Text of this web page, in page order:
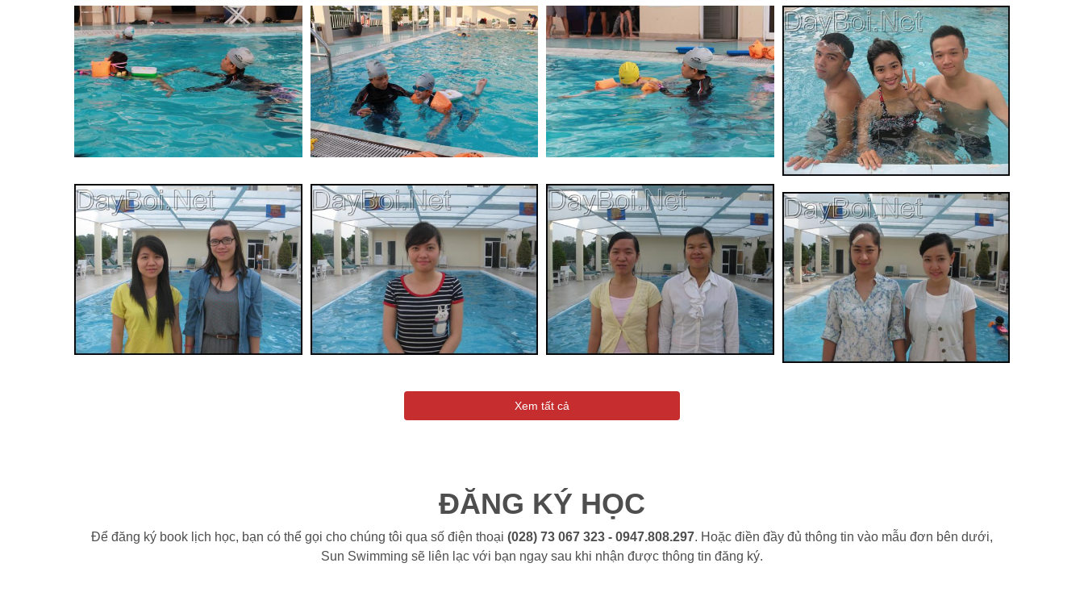
Xem tất cả
ĐĂNG KÝ HỌC
Để đăng ký book lịch học, bạn có thể gọi cho chúng tôi qua số điện thoại (028) 73 067 323 - 0947.808.297. Hoặc điền đầy đủ thông tin vào mẫu đơn bên dưới,
Sun Swimming sẽ liên lạc với bạn ngay sau khi nhận được thông tin đăng ký.